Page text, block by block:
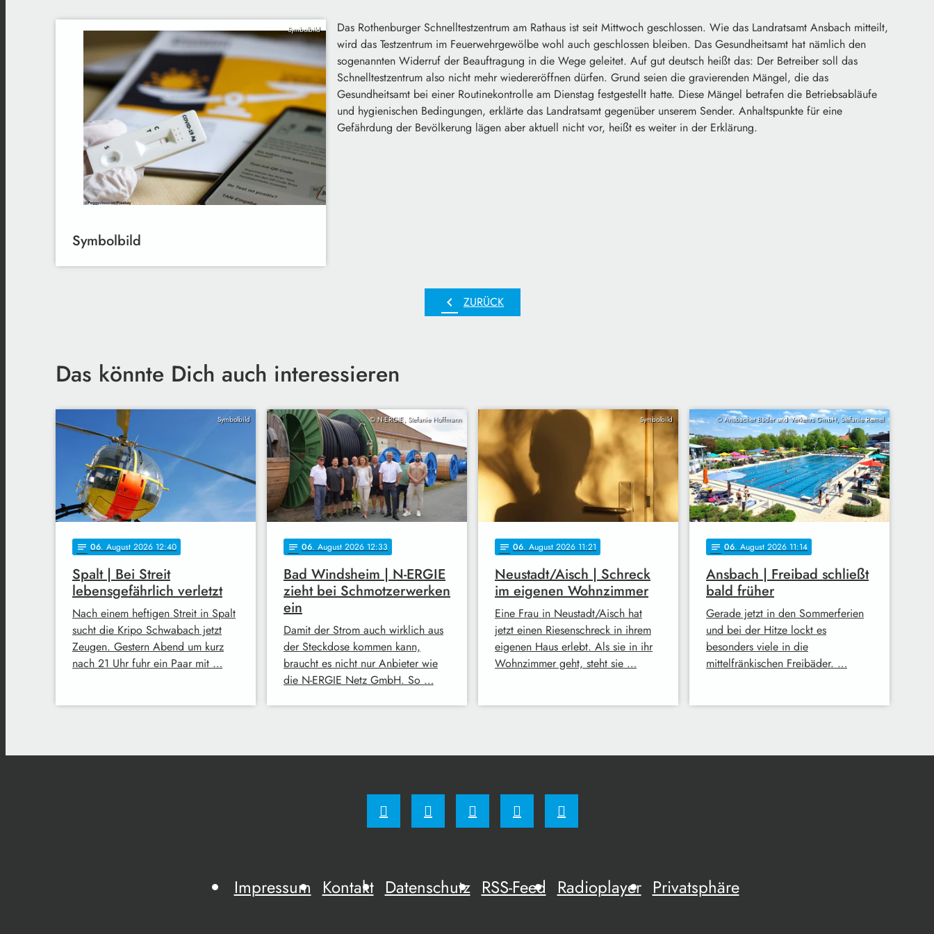
Symbolbild
Symbolbild
Das Rothenburger Schnelltestzentrum am Rathaus ist seit Mittwoch geschlossen. Wie das Landratsamt Ansbach mitteilt,
wird das Testzentrum im Feuerwehrgewölbe wohl auch geschlossen bleiben. Das Gesundheitsamt hat nämlich den
sogenannten Widerruf der Beauftragung in die Wege geleitet. Auf gut deutsch heißt das: Der Betreiber soll das
Schnelltestzentrum also nicht mehr wiedereröffnen dürfen. Grund seien die gravierenden Mängel, die das
Gesundheitsamt bei einer Routinekontrolle am Dienstag festgestellt hatte. Diese Mängel betrafen die Betriebsabläufe
und hygienischen Bedingungen, erklärte das Landratsamt gegenüber unserem Sender. Anhaltspunkte für eine
Gefährdung der Bevölkerung lägen aber aktuell nicht vor, heißt es weiter in der Erklärung.
chevron_left ZURÜCK
Das könnte Dich auch interessieren
Symbolbild
notes 06. August 2026 12:40
Spalt | Bei Streit
lebensgefährlich verletzt
Nach einem heftigen Streit in Spalt
sucht die Kripo Schwabach jetzt
Zeugen. Gestern Abend um kurz
nach 21 Uhr fuhr ein Paar mit …
© N-ERGIE, Stefanie Hoffmann
notes 06. August 2026 12:33
Bad Windsheim | N-ERGIE
zieht bei Schmotzerwerken
ein
Damit der Strom auch wirklich aus
der Steckdose kommen kann,
braucht es nicht nur Anbieter wie
die N-ERGIE Netz GmbH. So …
Symbolbild
notes 06. August 2026 11:21
Neustadt/Aisch | Schreck
im eigenen Wohnzimmer
Eine Frau in Neustadt/Aisch hat
jetzt einen Riesenschreck in ihrem
eigenen Haus erlebt. Als sie in ihr
Wohnzimmer geht, steht sie …
© Ansbacher Bäder und Verkehrs GmbH, Stefanie Remel
notes 06. August 2026 11:14
Ansbach | Freibad schließt
bald früher
Gerade jetzt in den Sommerferien
und bei der Hitze lockt es
besonders viele in die
mittelfränkischen Freibäder. …
Impressum Kontakt Datenschutz RSS-Feed Radioplayer Privatsphäre